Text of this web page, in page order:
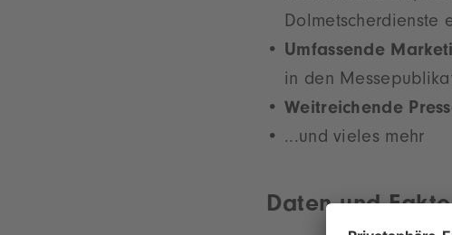
Dolmetscherdienste
Umfassende
in den
Weitreichende
...und vieles mehr
Daten und